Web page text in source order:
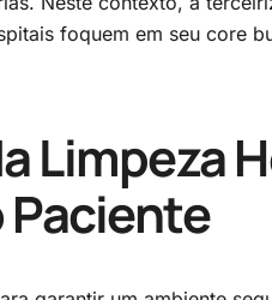
foquem em seu core
Limpeza